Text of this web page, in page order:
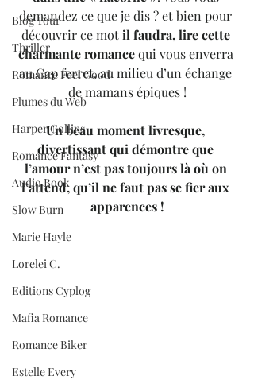
Blog Tour
Thriller
Romance Feel Good
Plumes du Web
Harper Collins
Romance Fantasy
Audio Book
Slow Burn
Marie Hayle
Lorelei C.
Editions Cyplog
Mafia Romance
Romance Biker
Estelle Every
demandez ce que je dis ? et bien pour
découvrir ce mot il faudra, lire cette
charmante romance qui vous enverra
au Cap ferret, au milieu d’un échange
de mamans épiques !
Un beau moment livresque,
divertissant qui démontre que
l’amour n’est pas toujours là où on
l’attend, qu’il ne faut pas se fier aux
apparences !